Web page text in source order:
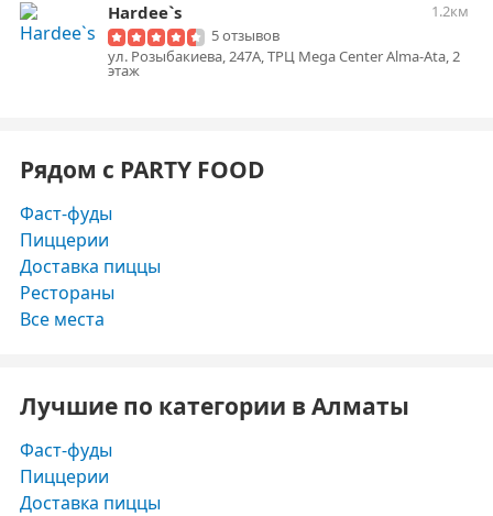
Hardee`s
1.2км
5 отзывов
ул. Розыбакиева, 247А, ТРЦ Mega Center Alma-Ata, 2
этаж
Рядом с PARTY FOOD
Фаст-фуды
Пиццерии
Доставка пиццы
Рестораны
Все места
Лучшие по категории в Алматы
Фаст-фуды
Пиццерии
Доставка пиццы